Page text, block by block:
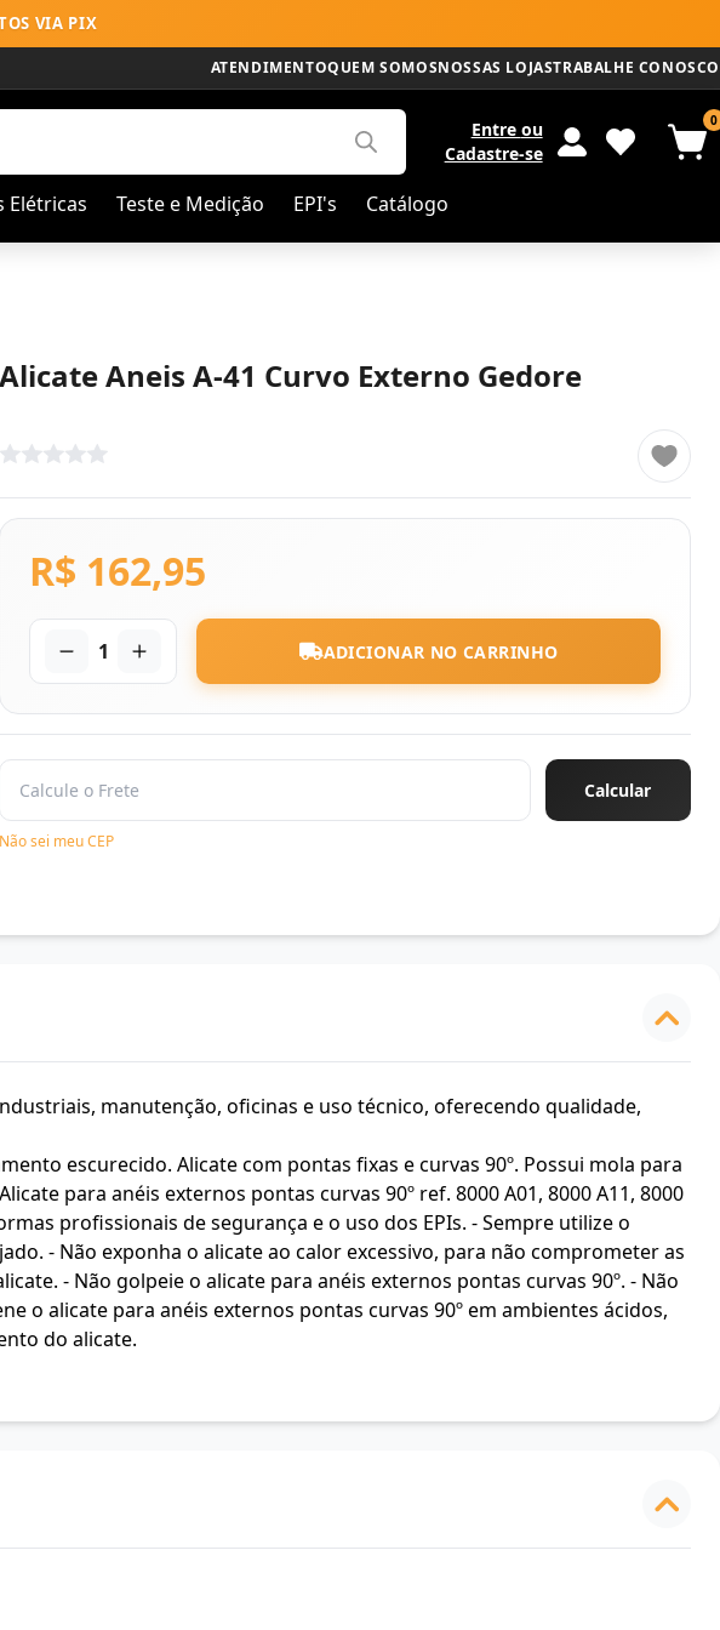
VIA PIX
ATENDIMENTOQUEM SOMOSNOSSAS LOJASTRABALHE CONOSCO
Elétricas Teste e Medição EPI's Catálogo
Entre ou
Cadastre-se
0
Alicate Aneis A-41 Curvo Externo Gedore
R$ 162,95
1 ADICIONAR NO CARRINHO
Não sei meu CEP
manutenção, oficinas e uso técnico, oferecendo qualidade,
escurecido. Alicate com pontas fixas e curvas 90º. Possui mola para
para anéis externos pontas curvas 90º ref. 8000 A01, 8000 A11, 8000
profissionais de segurança e o uso dos EPIs. - Sempre utilize o
- Não exponha o alicate ao calor excessivo, para não comprometer as
- Não golpeie o alicate para anéis externos pontas curvas 90º. - Não
o alicate para anéis externos pontas curvas 90º em ambientes ácidos,
do alicate.